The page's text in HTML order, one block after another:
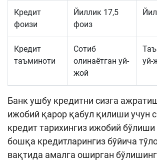
Кредит
фоизи
Йиллик 17,5
фоиз
Кредит
таъминоти
Сотиб
олинаётган уй-
жой
уй-
Банк ушбу кредитни сизга
ижобий қарор қабул қилиши учун
кредит тарихингиз ижобий
бошқа кредитларингиз бўйича
вақтида амалга оширган